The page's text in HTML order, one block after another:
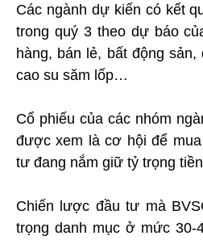
Các ngành dự kiến có kết
trong quý 3 theo dự báo
hàng, bán lẻ, bất động
cao su săm lốp…
Cổ phiếu của các nhóm
được xem là cơ hội để
tư đang nắm giữ tỷ trọng
Chiến lược đầu tư mà
trọng danh mục ở mức 30-